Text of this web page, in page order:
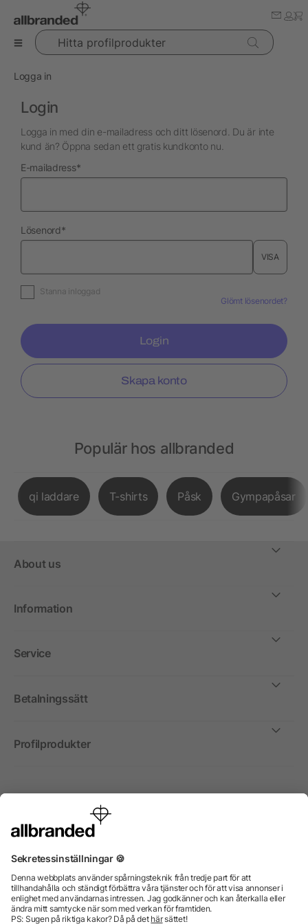
Hitta profilprodukter
Logga in
Login
Logga in med din e-mailadress och ditt lösenord. Du är inte
kund än? Öppna sedan ett gratis kundkonto nu.
E-mailadressnödvändig
*
Lösenordnödvändig
*
VISA
Stanna inloggad
Glömt lösenordet?
Login
Skapa konto
Populär hos allbranded
qi laddare T-shirts Påsk Gympapåsar
About us
Information
Service
Betalningssätt
Profilprodukter
Internationellt